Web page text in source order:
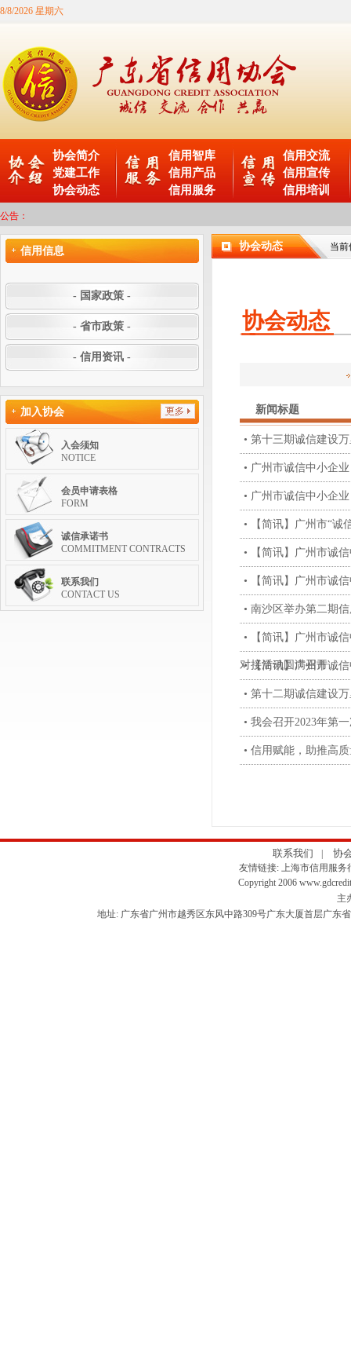
8/8/2026 星期六
协会简介
党建工作
协会动态
信用智库
信用产品
信用服务
信用交流
信用宣传
信用培训
公告：
信用信息
- 国家政策 -
- 省市政策 -
- 信用资讯 -
加入协会
入会须知
NOTICE
会员申请表格
FORM
诚信承诺书
COMMITMENT CONTRACTS
联系我们
CONTACT US
协会动态 当前
协会动态
新闻标题
• 第十三期诚信建设
• 广州市诚信中小企
• 广州市诚信中小企
• 【简讯】广州市“诚
• 【简讯】广州市诚
• 【简讯】广州市诚
• 南沙区举办第二期
• 【简讯】广州市诚
对接活动圆满召开
• 【简讯】广州市诚
• 第十二期诚信建设
• 我会召开2023年第
• 信用赋能，助推高
联系我们 协
友情链接:上海市信用服务
Copyright 2006
主
地址: 广东省广州市越秀区东风中路309号广东大厦首层广东